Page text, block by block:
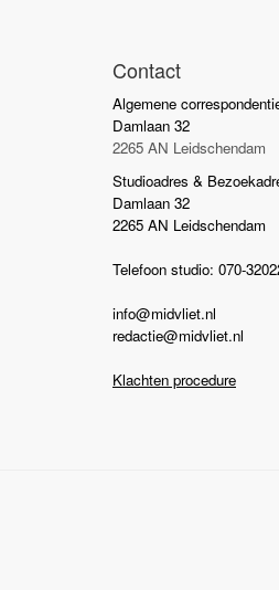
Contact
Algemene
Damlaan 32
2265 AN Leidschendam
Studioadres &
Damlaan 32
2265 AN Leidschendam
Telefoon studio: 070-
info@midvliet.nl
redactie@midvliet.nl
Klachten procedure